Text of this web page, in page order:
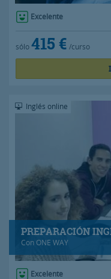
Excelente
sólo415 € /curso
PREPARACIÓN
Con ONE WAY
Inglés online
Excelente